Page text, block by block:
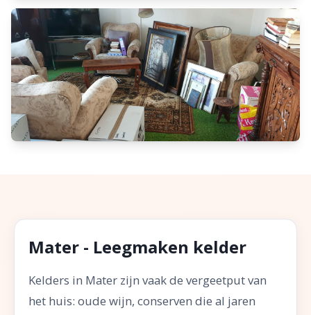
Mater - Leegmaken kelder
Kelders in Mater zijn vaak de vergeetput van
het huis: oude wijn, conserven die al jaren